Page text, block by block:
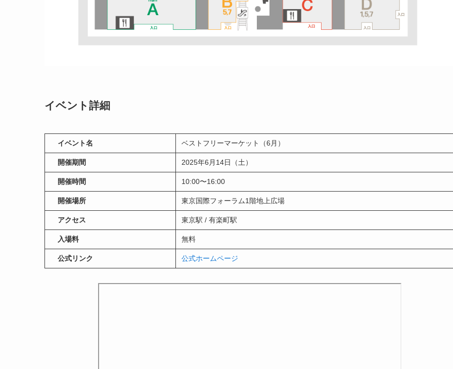
イベント詳細
イベント名 ベストフリーマーケット（6月）
開催期間 2025年6月14日（土）
開催時間 10:00〜16:00
開催場所 東京国際フォーラム1階地上広場
アクセス 東京駅 / 有楽町駅
入場料 無料
公式リンク 公式ホームページ